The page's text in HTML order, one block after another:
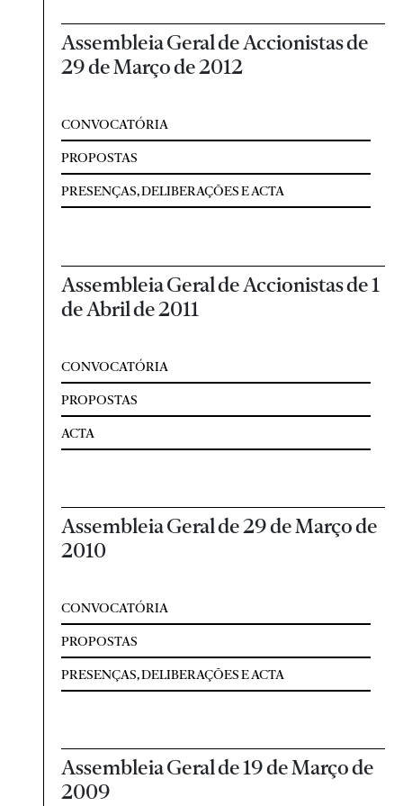
Assembleia Geral de Accionistas de
29 de Março de 2012
CONVOCATÓRIA
PROPOSTAS
PRESENÇAS, DELIBERAÇÕES E ACTA
Assembleia Geral de Accionistas de 1
de Abril de 2011
CONVOCATÓRIA
PROPOSTAS
ACTA
Assembleia Geral de 29 de Março de
2010
CONVOCATÓRIA
PROPOSTAS
PRESENÇAS, DELIBERAÇÕES E ACTA
Assembleia Geral de 19 de Março de
2009